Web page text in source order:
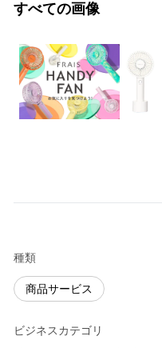
すべての画像
種類
商品サービス
ビジネスカテゴリ